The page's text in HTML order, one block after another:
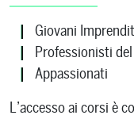
Giovani
Professionisti
Appassionati
L’accesso ai corsi è